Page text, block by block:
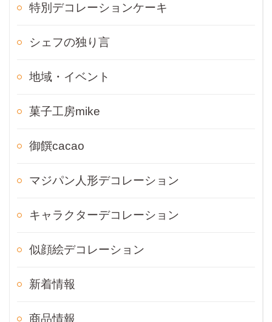
特別デコレーションケーキ
シェフの独り言
地域・イベント
菓子工房mike
御饌cacao
マジパン人形デコレーション
キャラクターデコレーション
似顔絵デコレーション
新着情報
商品情報